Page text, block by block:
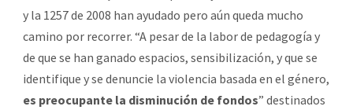
y la 1257 de 2008 han ayudado pero aún queda mucho
camino por recorrer. “A pesar de la labor de pedagogía y
de que se han ganado espacios, sensibilización, y que se
identifique y se denuncie la violencia basada en el género,
es preocupante la disminución de fondos” destinados